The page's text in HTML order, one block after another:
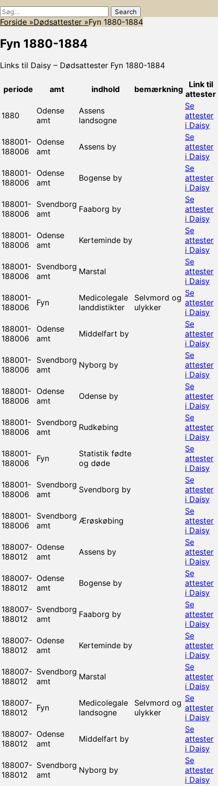
Søg
Søg
efter:
Forside »Dødsattester »Fyn 1880-1884
Fyn 1880-1884
Links til Daisy – Dødsattester Fyn 1880-1884
periode amt indhold bemærkning
Link til
attester
1880
Odense
amt
Assens
landsogne
Se
attester
i Daisy
188001-
188006
Odense
amt
Assens by
Se
attester
i Daisy
188001-
188006
Odense
amt
Bogense by
Se
attester
i Daisy
188001-
188006
Svendborg
amt
Faaborg by
Se
attester
i Daisy
188001-
188006
Odense
amt
Kerteminde by
Se
attester
i Daisy
188001-
188006
Svendborg
amt
Marstal
Se
attester
i Daisy
188001-
188006
Fyn
Medicolegale
landdistikter
Selvmord og
ulykker
Se
attester
i Daisy
188001-
188006
Odense
amt
Middelfart by
Se
attester
i Daisy
188001-
188006
Svendborg
amt
Nyborg by
Se
attester
i Daisy
188001-
188006
Odense
amt
Odense by
Se
attester
i Daisy
188001-
188006
Svendborg
amt
Rudkøbing
Se
attester
i Daisy
188001-
188006
Fyn
Statistik fødte
og døde
Se
attester
i Daisy
188001-
188006
Svendborg
amt
Svendborg by
Se
attester
i Daisy
188001-
188006
Svendborg
amt
Ærøskøbing
Se
attester
i Daisy
188007-
188012
Odense
amt
Assens by
Se
attester
i Daisy
188007-
188012
Odense
amt
Bogense by
Se
attester
i Daisy
188007-
188012
Svendborg
amt
Faaborg by
Se
attester
i Daisy
188007-
188012
Odense
amt
Kerteminde by
Se
attester
i Daisy
188007-
188012
Svendborg
amt
Marstal
Se
attester
i Daisy
188007-
188012
Fyn
Medicolegale
landsogne
Selvmord og
ulykker
Se
attester
i Daisy
188007-
188012
Odense
amt
Middelfart by
Se
attester
i Daisy
188007-
188012
Svendborg
amt
Nyborg by
Se
attester
i Daisy